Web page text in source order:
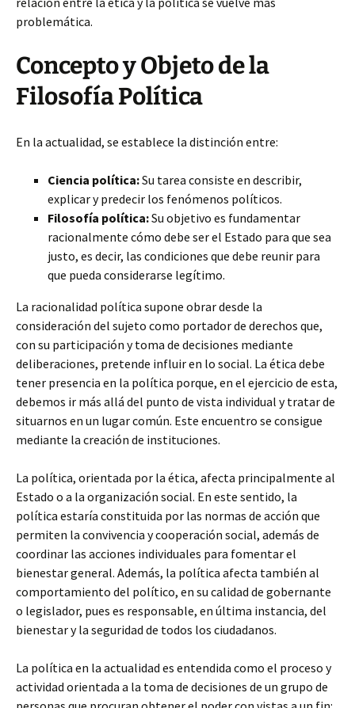
problemática.
Concepto y Objeto de la
Filosofía Política
En la actualidad, se establece la distinción entre:
Ciencia política:Su tarea consiste en describir,
explicar y predecir los fenómenos políticos.
Filosofía política:Su objetivo es fundamentar
racionalmente cómo debe ser el Estado para que sea
justo, es decir, las condiciones que debe reunir para
que pueda considerarse legítimo.
La racionalidad política supone obrar desde la
consideración del sujeto como portador de derechos que,
con su participación y toma de decisiones mediante
deliberaciones, pretende influir en lo social. La ética debe
tener presencia en la política porque, en el ejercicio de esta,
debemos ir más allá del punto de vista individual y tratar de
situarnos en un lugar común. Este encuentro se consigue
mediante la creación de instituciones.
La política, orientada por la ética, afecta principalmente al
Estado o a la organización social. En este sentido, la
política estaría constituida por las normas de acción que
permiten la convivencia y cooperación social, además de
coordinar las acciones individuales para fomentar el
bienestar general. Además, la política afecta también al
comportamiento del político, en su calidad de gobernante
o legislador, pues es responsable, en última instancia, del
bienestar y la seguridad de todos los ciudadanos.
La política en la actualidad es entendida como el proceso y
actividad orientada a la toma de decisiones de un grupo de